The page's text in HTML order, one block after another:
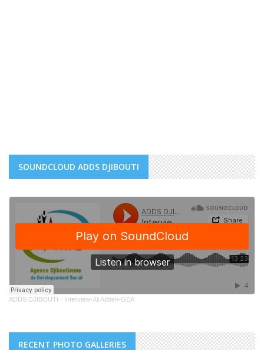
SOUNDCLOUD ADDS DJIBOUTI
ADDS DJIBOUTI · Interview-Ali Addeh-GEA
RECENT PHOTO GALLERIES